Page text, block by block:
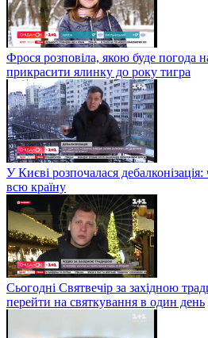
Фрося розповіла, якою буде погода
прикрасити ялинку до року тигра
У Києві розпочалася
всю країну
Сьогодні Святвечір за західною
перейти на святкування в один день